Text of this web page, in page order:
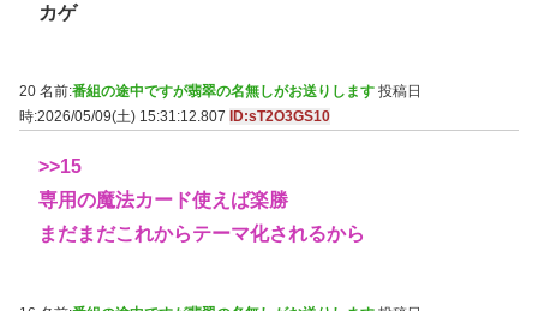
カゲ
20 名前:番組の途中ですが翡翠の名無しがお送りします 投稿日
時:2026/05/09(土) 15:31:12.807
ID:sT2O3GS10
>>15
専用の魔法カード使えば楽勝
まだまだこれからテーマ化されるから